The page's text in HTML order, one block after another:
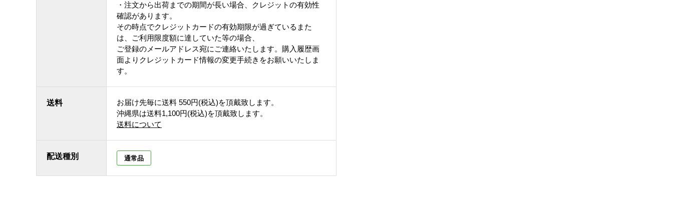
・注文から出荷までの期間が長い場合、クレジットの有効性
確認があります。
その時点でクレジットカードの有効期限が過ぎているまた
は、ご利用限度額に達していた等の場合、
ご登録のメールアドレス宛にご連絡いたします。購入履歴画
面よりクレジットカード情報の変更手続きをお願いいたしま
す。
送料 お届け先毎に送料 550円(税込)を頂戴致します。
沖縄県は送料1,100円(税込)を頂戴致します。
送料について
配送種別 通常品